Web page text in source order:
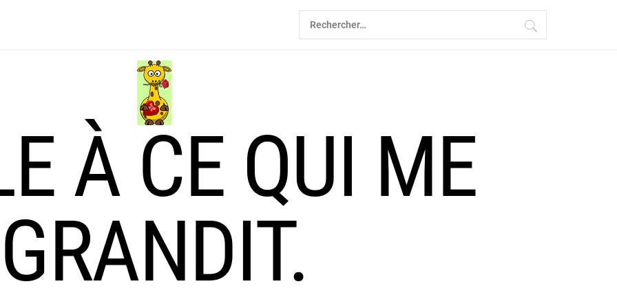
Rechercher :
À CE QUI ME
GRANDIT.